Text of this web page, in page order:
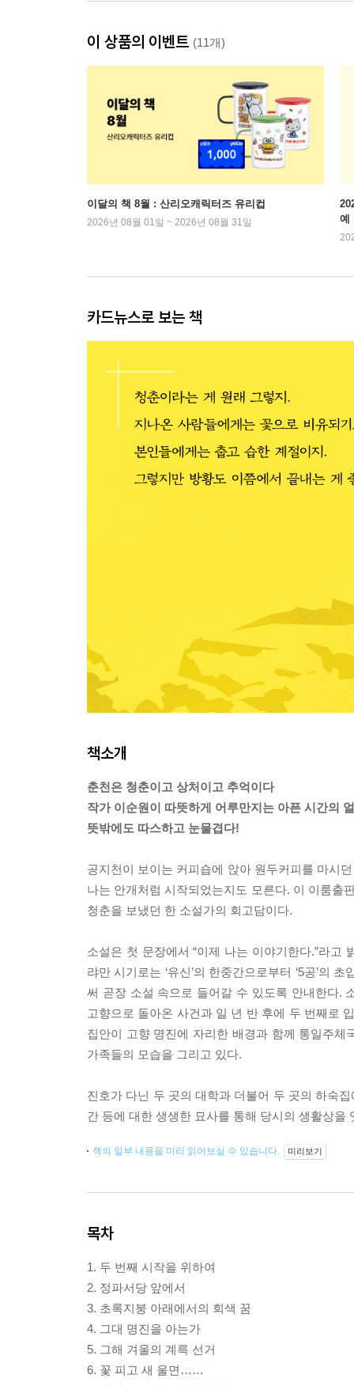
이 상품의 이벤트 (11개)
이달의 책 8월 : 산리오캐릭터즈 유리컵
2026년 08월 01일 ~ 2026년 08월 31일
예
카드뉴스로 보는 책
책소개
춘천은 청춘이고 상처이고 추억이다
작가 이순원이 따뜻하게 어루만지는 아픈 시간의
뜻밖에도 따스하고 눈물겹다!
공지천이 보이는 커피숍에 앉아 원두커피를 마시
나는 안개처럼 시작되었는지도 모른다. 이 이룸출
청춘을 보냈던 한 소설가의 회고담이다.
소설은 첫 문장에서 “이제 나는 이야기한다.”라고
랴만 시기로는 ‘유신’의 한중간으로부터 ‘5공’의
써 곧장 소설 속으로 들어갈 수 있도록 안내한다.
고향으로 돌아온 사건과 일 년 반 후에 두 번째로
집안이 고향 명진에 자리한 배경과 함께 통일주
가족들의 모습을 그리고 있다.
진호가 다닌 두 곳의 대학과 더불어 두 곳의 하숙
간 등에 대한 생생한 묘사를 통해 당시의 생활상
책의 일부 내용을 미리 읽어보실 수 있습니다. 미리보기
목차
1. 두 번째 시작을 위하여
2. 정파서당 앞에서
3. 초록지붕 아래에서의 회색 꿈
4. 그대 명진을 아는가
5. 그해 겨울의 계륵 선거
6. 꽃 피고 새 울면……